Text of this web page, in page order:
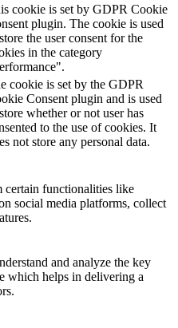
cookie is set by GDPR Cookie
plugin. The cookie is used
the user consent for the
in the category
cookie is set by the GDPR
Consent plugin and is used
whether or not user has
to the use of cookies. It
not store any personal data.
certain functionalities like
social media platforms, collect
and analyze the key
which helps in delivering a